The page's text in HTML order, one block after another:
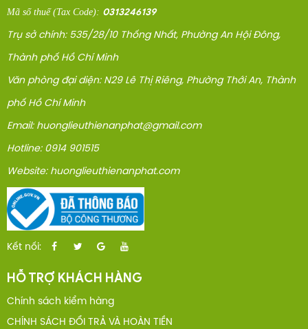
Mã số thuế(Tax Code): 0313246139
Trụ sở chính: 535/28/10 Thống Nhất, Phường An Hội Đông,
Thành phố Hồ Chí Minh
Văn phòng đại diện: N29 Lê Thị Riêng, Phường Thới An, Thành
phố Hồ Chí Minh
Email: huonglieuthienanphat@gmail.com
Hotline: 0914 901515
Website: huonglieuthienanphat.com
Kết nối:
HỖ TRỢ KHÁCH HÀNG
Chính sách kiểm hàng
CHÍNH SÁCH ĐỔI TRẢ VÀ HOÀN TIỀN